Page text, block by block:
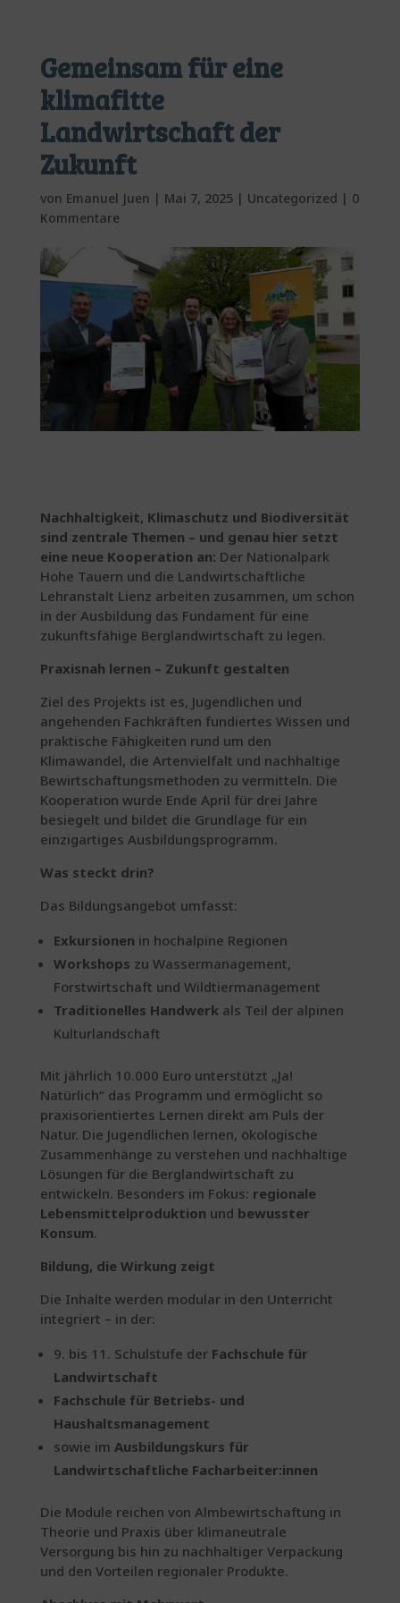
Gemeinsam für eine
klimafitte
Landwirtschaft der
Zukunft
von Emanuel Juen | Mai 7, 2025 | Uncategorized | 0
Kommentare
Nachhaltigkeit, Klimaschutz und Biodiversität
sind zentrale Themen – und genau hier setzt
eine neue Kooperation an: Der Nationalpark
Hohe Tauern und die Landwirtschaftliche
Lehranstalt Lienz arbeiten zusammen, um schon
in der Ausbildung das Fundament für eine
zukunftsfähige Berglandwirtschaft zu legen.
Praxisnah lernen – Zukunft gestalten
Ziel des Projekts ist es, Jugendlichen und
angehenden Fachkräften fundiertes Wissen und
praktische Fähigkeiten rund um den
Klimawandel, die Artenvielfalt und nachhaltige
Bewirtschaftungsmethoden zu vermitteln. Die
Kooperation wurde Ende April für drei Jahre
besiegelt und bildet die Grundlage für ein
einzigartiges Ausbildungsprogramm.
Was steckt drin?
Das Bildungsangebot umfasst:
Exkursionen in hochalpine Regionen
Workshops zu Wassermanagement,
Forstwirtschaft und Wildtiermanagement
Traditionelles Handwerkals Teil der alpinen
Kulturlandschaft
Mit jährlich 10.000 Euro unterstützt „Ja!
Natürlich“ das Programm und ermöglicht so
praxisorientiertes Lernen direkt am Puls der
Natur. Die Jugendlichen lernen, ökologische
Zusammenhänge zu verstehen und nachhaltige
Lösungen für die Berglandwirtschaft zu
entwickeln. Besonders im Fokus: regionale
Lebensmittelproduktion und bewusster
Konsum.
Bildung, die Wirkung zeigt
Die Inhalte werden modular in den Unterricht
integriert – in der:
9. bis 11. Schulstufe der Fachschule für
Landwirtschaft
Fachschule für Betriebs- und
Haushaltsmanagement
sowie im Ausbildungskurs für
Landwirtschaftliche Facharbeiter:innen
Die Module reichen von Almbewirtschaftung in
Theorie und Praxis über klimaneutrale
Versorgung bis hin zu nachhaltiger Verpackung
und den Vorteilen regionaler Produkte.